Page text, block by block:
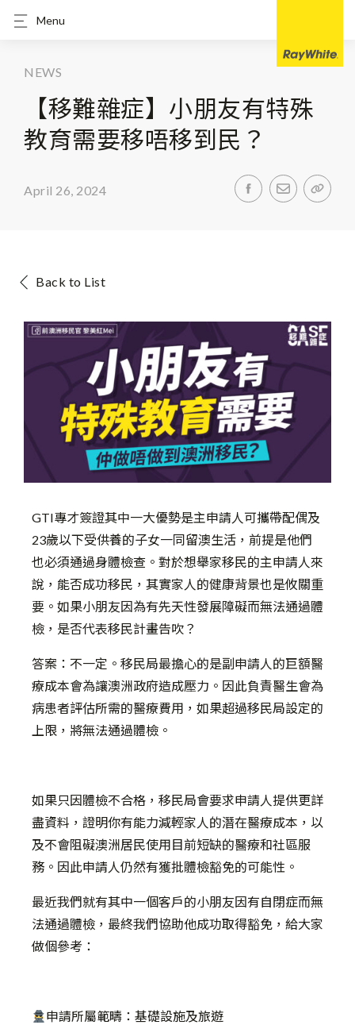
Menu
NEWS
【移難雜症】小朋友有特殊
教育需要移唔移到民？
April 26, 2024
Back to List
GTI專才簽證其中一大優勢是主申請人可攜帶配偶及
23歲以下受供養的子女一同留澳生活，前提是他們
也必須通過身體檢查。對於想舉家移民的主申請人來
說，能否成功移民，其實家人的健康背景也是攸關重
要。如果小朋友因為有先天性發展障礙而無法通過體
檢，是否代表移民計畫告吹？
答案：不一定。移民局最擔心的是副申請人的巨額醫
療成本會為讓澳洲政府造成壓力。因此負責醫生會為
病患者評估所需的醫療費用，如果超過移民局設定的
上限，將無法通過體檢。
如果只因體檢不合格，移民局會要求申請人提供更詳
盡資料，證明你有能力減輕家人的潛在醫療成本，以
及不會阻礙澳洲居民使用目前短缺的醫療和社區服
務。因此申請人仍然有獲批體檢豁免的可能性。
最近我們就有其中一個客戶的小朋友因有自閉症而無
法通過體檢，最終我們協助他成功取得豁免，給大家
做個參考：
申請所屬範疇：基礎設施及旅遊